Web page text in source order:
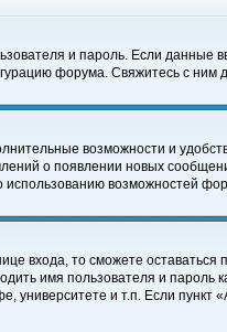
и пароль. Если
форума. Свяжитесь с ним
возможности и
о появлении новых
возможностей
входа, то сможете
имя пользователя и
и т.п. Если пункт